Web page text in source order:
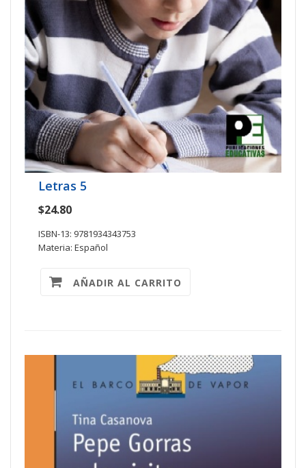
Letras 5
$24.80
ISBN-13: 9781934343753
Materia: Español
AÑADIR AL CARRITO